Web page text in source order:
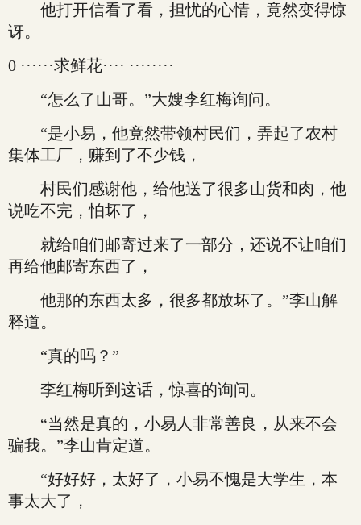
他打开信看了看，担忧的心情，竟然变得惊
讶。
0 ······求鲜花···· ········
“怎么了山哥。”大嫂李红梅询问。
“是小易，他竟然带领村民们，弄起了农村
集体工厂，赚到了不少钱，
村民们感谢他，给他送了很多山货和肉，他
说吃不完，怕坏了，
就给咱们邮寄过来了一部分，还说不让咱们
再给他邮寄东西了，
他那的东西太多，很多都放坏了。”李山解
释道。
“真的吗？”
李红梅听到这话，惊喜的询问。
“当然是真的，小易人非常善良，从来不会
骗我。”李山肯定道。
“好好好，太好了，小易不愧是大学生，本
事太大了，